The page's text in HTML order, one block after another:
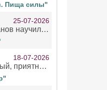
Пища силы"
25-07-2026
Если бы Сергей Кирсанов научился не сглатывать каждые 1-2 минуты слюну, так что слышно в микрофоне и, что вызывает отвращение, то мелжно было бы слушать.
18-07-2026
Голос чтеца нормальный, приятный тембр. Мне очень понравилось озвучивание рассказа. Очень странный отзыв Надежды. Может у неё что-то с нервами?